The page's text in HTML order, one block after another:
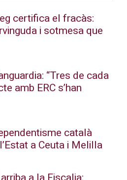
certifica el fracàs:
i sotmesa que
“Tres de cada
amb ERC s’han
català
a Ceuta i Melilla